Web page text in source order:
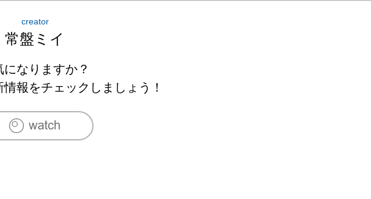
creator
常盤ミイ
になりますか？
報をチェックしましょう！